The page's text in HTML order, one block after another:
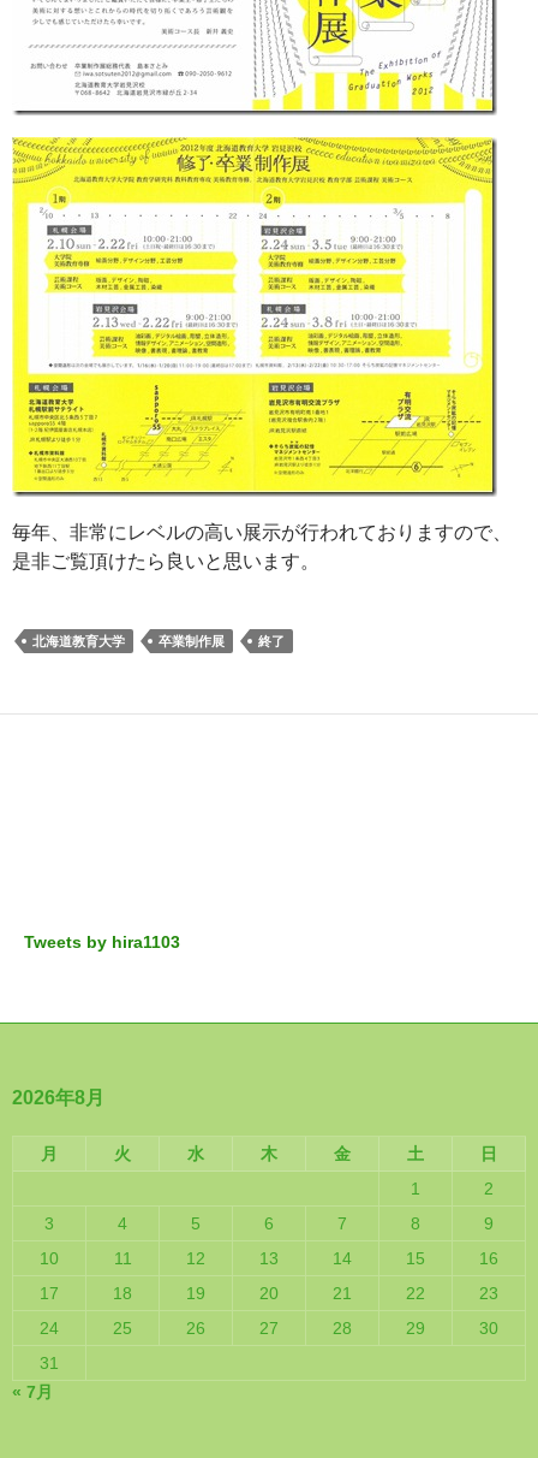
毎年、非常にレベルの高い展示が行われておりますので、
是非ご覧頂けたら良いと思います。
北海道教育大学 卒業制作展 終了
Tweets by hira1103
2026年8月
月 火 水 木 金 土
日
1
2
3
4 5 6 7 8
9
10
11 12 13 14 15
16
17
18 19 20 21 22
23
24
25 26 27 28 29
30
31
« 7月